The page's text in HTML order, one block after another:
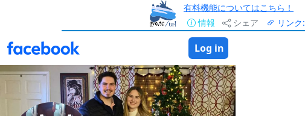
有料機能についてはこちら！
情報
シェア リンク: